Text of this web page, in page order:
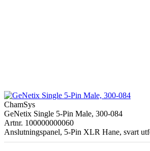
ChamSys
GeNetix Single 5-Pin Male, 300-084
Artnr. 100000000060
Anslutningspanel, 5-Pin XLR Hane, svart